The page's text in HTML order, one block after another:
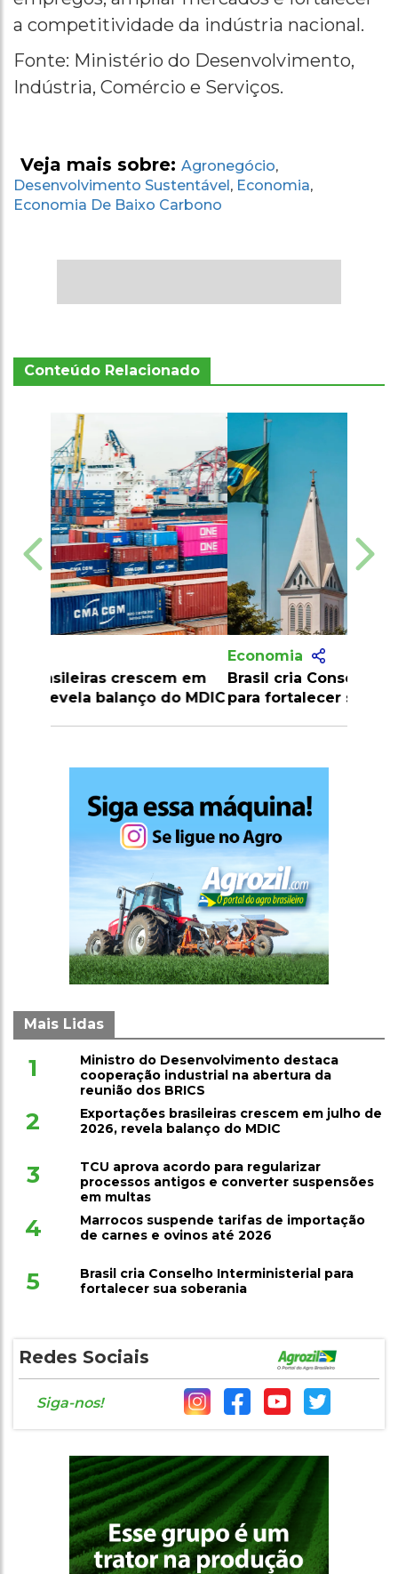
a competitividade da indústria nacional.
Fonte: Ministério do Desenvolvimento,
Indústria, Comércio e Serviços.
Veja mais sobre: Agronegócio,
Desenvolvimento Sustentável , Economia,
Economia De Baixo Carbono
Conteúdo Relacionado
Brasil cria Conselho Interministerial
para fortalecer sua soberania
Mais Lidas
1
Ministro do Desenvolvimento destaca
cooperação industrial na abertura da
reunião dos BRICS
2
Exportações brasileiras crescem em julho de
2026, revela balanço do MDIC
3
TCU aprova acordo para regularizar
processos antigos e converter suspensões
em multas
4
Marrocos suspende tarifas de importação
de carnes e ovinos até 2026
5
Brasil cria Conselho Interministerial para
fortalecer sua soberania
Redes Sociais
Siga-nos!